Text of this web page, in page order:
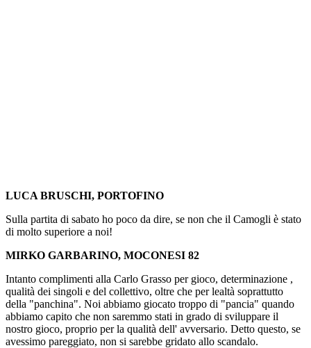
LUCA BRUSCHI, PORTOFINO
Sulla partita di sabato ho poco da dire, se non che il Camogli è stato
di molto superiore a noi!
MIRKO GARBARINO, MOCONESI 82
Intanto complimenti alla Carlo Grasso per gioco, determinazione ,
qualità dei singoli e del collettivo, oltre che per lealtà soprattutto
della "panchina". Noi abbiamo giocato troppo di "pancia" quando
abbiamo capito che non saremmo stati in grado di sviluppare il
nostro gioco, proprio per la qualità dell' avversario. Detto questo, se
avessimo pareggiato, non si sarebbe gridato allo scandalo.